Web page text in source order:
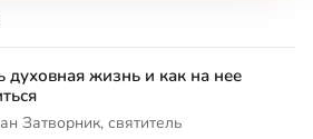
духовная жизнь и как на нее
Затворник, святитель